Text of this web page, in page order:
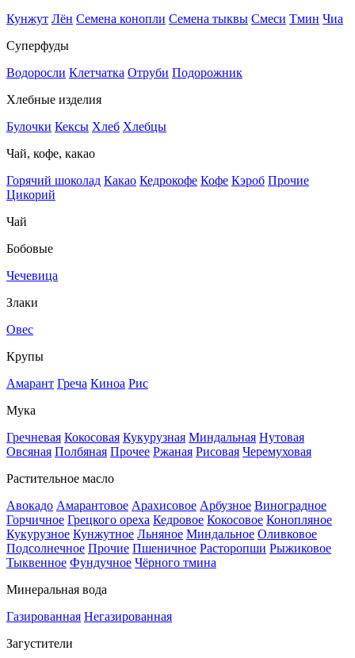
Кунжут Лён Семена конопли Семена тыквы Смеси Тмин Чиа
Суперфуды
Водоросли Клетчатка Отруби Подорожник
Хлебные изделия
Булочки Кексы Хлеб Хлебцы
Чай, кофе, какао
Горячий шоколад Какао Кедрокофе Кофе Кэроб Прочие
Цикорий
Чай
Бобовые
Чечевица
Злаки
Овес
Крупы
Амарант Греча Киноа Рис
Мука
Гречневая Кокосовая Кукурузная Миндальная Нутовая
Овсяная Полбяная Прочее Ржаная Рисовая Черемуховая
Растительное масло
Авокадо Амарантовое Арахисовое Арбузное Виноградное
Горчичное Грецкого ореха Кедровое Кокосовое Конопляное
Кукурузное Кунжутное Льняное Миндальное Оливковое
Подсолнечное Прочие Пшеничное Расторопши Рыжиковое
Тыквенное Фундучное Чёрного тмина
Минеральная вода
Газированная Негазированная
Загустители